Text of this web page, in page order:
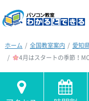
ホーム 全国教室案内 愛知
4月はスタートの季節！